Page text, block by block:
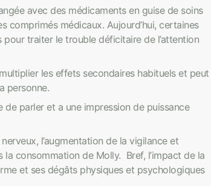
avec des médicaments en guise de soins
comprimés médicaux. Aujourd’hui, certaines
traiter le trouble déficitaire de l’attention
les effets secondaires habituels et peut
personne.
parler et a une impression de puissance
l’augmentation de la vigilance et
la consommation de Molly. Bref, l’impact de la
et ses dégâts physiques et psychologiques